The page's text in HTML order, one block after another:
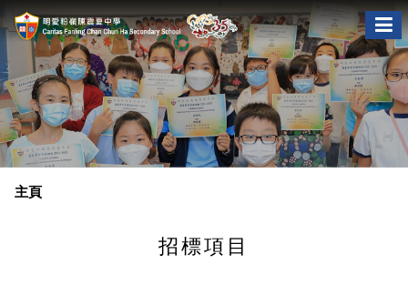
主頁
招標項目